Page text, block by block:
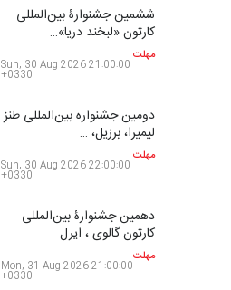
ششمین جشنوارۀ بین‌المللی
کارتون «لبخند دریا»…
مهلت
Sun, 30 Aug 2026 21:00:00
+0330
دومین جشنواره بین‌المللی طنز
لیمیرا، برزیل، …
مهلت
Sun, 30 Aug 2026 22:00:00
+0330
دهمین جشنوارۀ بین‌المللی
کارتون گالوی ، ایرل…
مهلت
Mon, 31 Aug 2026 21:00:00
+0330